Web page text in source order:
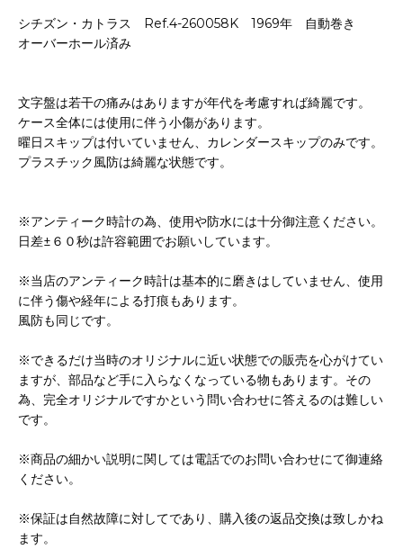
シチズン・カトラス Ref.4-260058K 1969年 自動巻き
オーバーホール済み
文字盤は若干の痛みはありますが年代を考慮すれば綺麗です。
ケース全体には使用に伴う小傷があります。
曜日スキップは付いていません、カレンダースキップのみです。
プラスチック風防は綺麗な状態です。
※アンティーク時計の為、使用や防水には十分御注意ください。
日差±６０秒は許容範囲でお願いしています。
※当店のアンティーク時計は基本的に磨きはしていません、使用
に伴う傷や経年による打痕もあります。
風防も同じです。
※できるだけ当時のオリジナルに近い状態での販売を心がけてい
ますが、部品など手に入らなくなっている物もあります。その
為、完全オリジナルですかという問い合わせに答えるのは難しい
です。
※商品の細かい説明に関しては電話でのお問い合わせにて御連絡
ください。
※保証は自然故障に対してであり、購入後の返品交換は致しかね
ます。